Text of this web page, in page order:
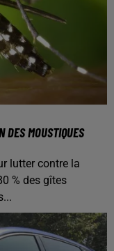
DES MOUSTIQUES
lutter contre la
% des gîtes